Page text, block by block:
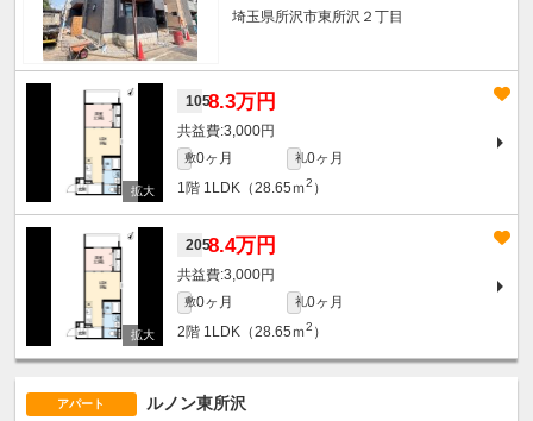
埼玉県所沢市東所沢２丁目
1058.3万円
3,000円
敷0ヶ月 礼0ヶ月
1階 1LDK（28.65ｍ2 ）
2058.4万円
3,000円
敷0ヶ月 礼0ヶ月
2階 1LDK（28.65ｍ2 ）
アパート ルノン東所沢